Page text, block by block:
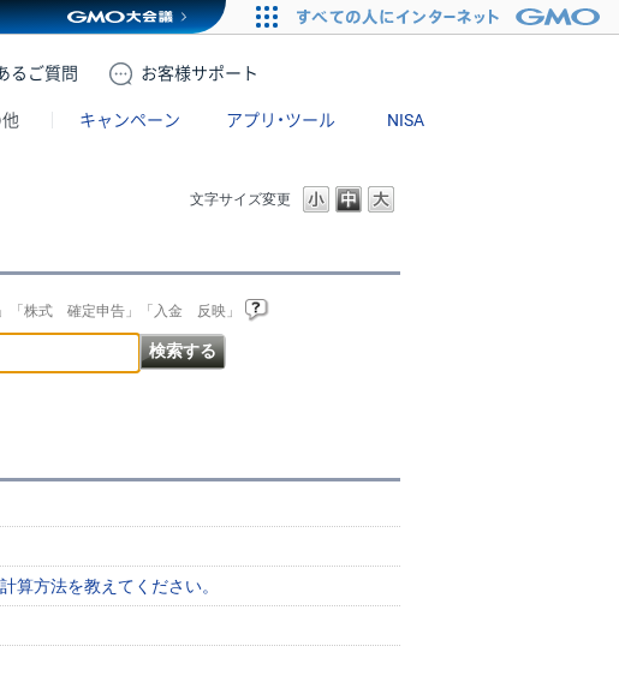
る ご質問 お客様サポート
キャンペーン アプリ・ツール NISA
文字サイズ変更
「株式 確定申告」「入金 反映」
算方法を教えてください。